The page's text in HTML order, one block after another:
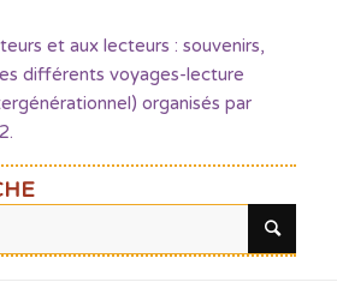
et aux lecteurs : souvenirs,
différents voyages-lecture
organisés par